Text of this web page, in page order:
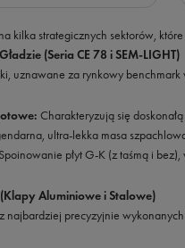
kilka strategicznych sektorów,
(Seria CE 78 i SEM-LIGHT)
uznawane za rynkowy
Charakteryzują się
ultra-lekka masa
Spoinowanie płyt G-K (z taśmą i
Aluminiowe i Stalowe)
najbardziej precyzyjnie